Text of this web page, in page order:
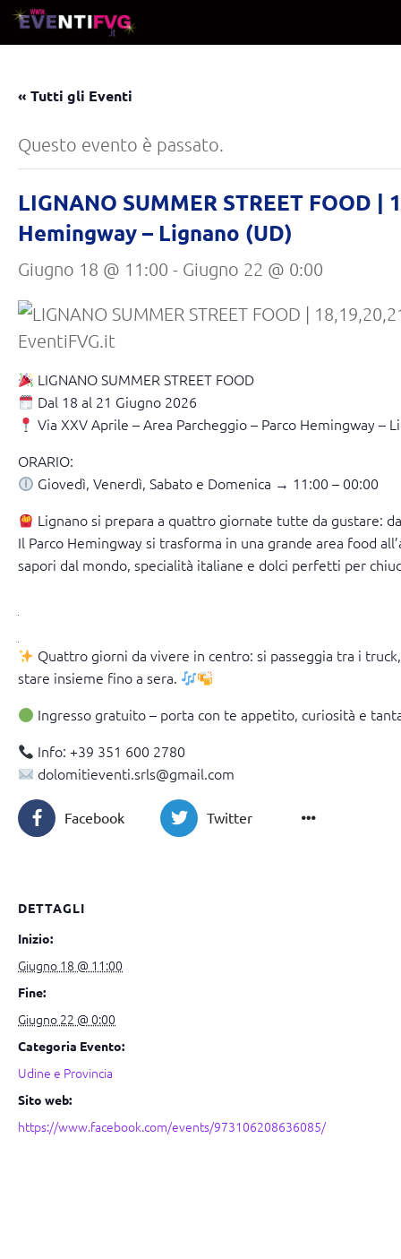
Salta al contenuto
« Tutti gli Eventi
Questo evento è passato.
LIGNANO SUMMER STREET FOOD
Hemingway – Lignano (UD)
Giugno 18 @ 11:00 - Giugno 22 @ 0:00
LIGNANO SUMMER STREET FOOD
Dal 18 al 21 Giugno 2026
Via XXV Aprile – Area Parcheggio – Parco Hemingway –
ORARIO:
Giovedì, Venerdì, Sabato e Domenica → 11:00 – 00:00
Lignano si prepara a quattro giornate tutte da gustare:
Il Parco Hemingway si trasforma in una grande area food
sapori dal mondo, specialità italiane e dolci perfetti per
Quattro giorni da vivere in centro: si passeggia tra i
stare insieme fino a sera.
Ingresso gratuito – porta con te appetito, curiosità e
Info: +39 351 600 2780
dolomitieventi.srls@gmail.com
Facebook Twitter
DETTAGLI
Inizio:
Giugno 18 @ 11:00
Fine:
Giugno 22 @ 0:00
Categoria Evento:
Udine e Provincia
Sito web:
https://www.facebook.com/events/973106208636085/